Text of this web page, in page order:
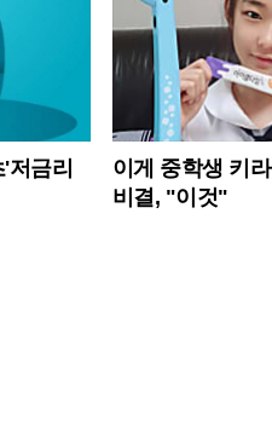
저금리
이게 중학생 키
비결, "이것"